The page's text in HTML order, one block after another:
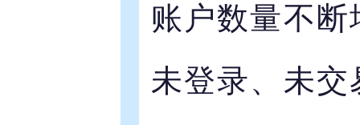
账户数量不
未登录、未